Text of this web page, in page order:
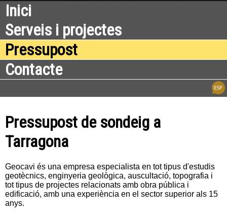
Inici
Serveis i projectes
Pressupost
Contacte
Pressupost de sondeig a
Tarragona
Geocavi és una empresa especialista en tot tipus d'estudis
geotècnics, enginyeria geològica, auscultació, topografia i
tot tipus de projectes relacionats amb obra pública i
edificació, amb una experiència en el sector superior als 15
anys.